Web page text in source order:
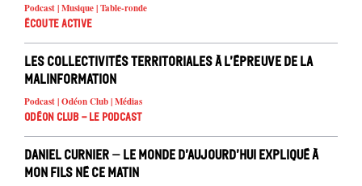
Podcast | Musique | Table-ronde
Écoute active
Les collectivités territoriales à l’épreuve de la
malinformation
Podcast | Odéon Club | Médias
Odéon Club - Le Podcast
Daniel Curnier – Le Monde d’aujourd’hui expliqué à
mon fils né ce matin